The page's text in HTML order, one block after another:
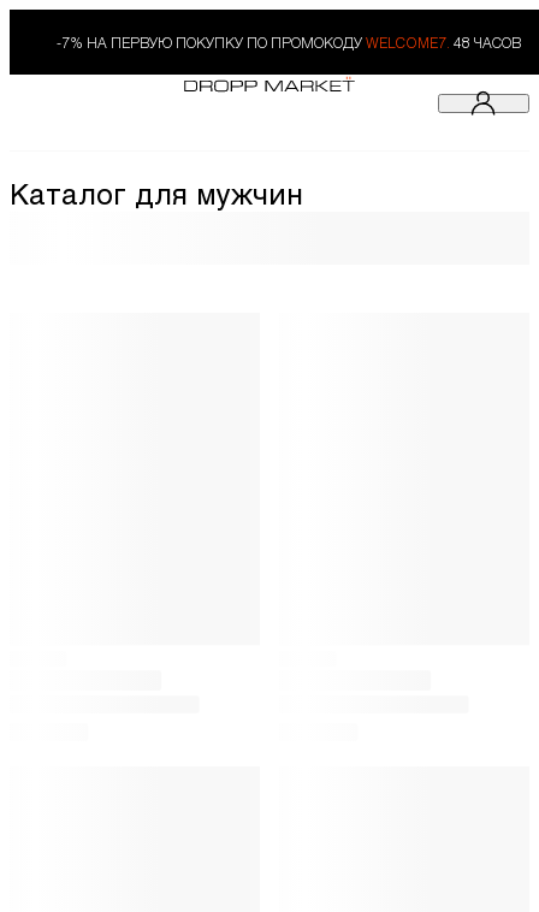
-7% НА ПЕРВУЮ ПОКУПКУ ПО ПРОМОКОДУ WELCOME7. 48 ЧАСОВ
Каталог для мужчин